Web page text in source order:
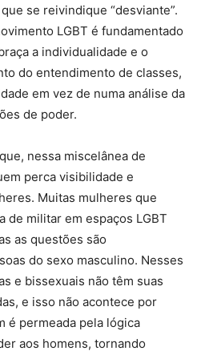
se reivindique “desviante”.
LGBT é fundamentado
a individualidade e o
do entendimento de classes,
em vez de numa análise da
de poder.
nessa miscelânea de
perca visibilidade e
Muitas mulheres que
de militar em espaços LGBT
as questões são
do sexo masculino. Nesses
e bissexuais não têm suas
e isso não acontece por
é permeada pela lógica
aos homens, tornando